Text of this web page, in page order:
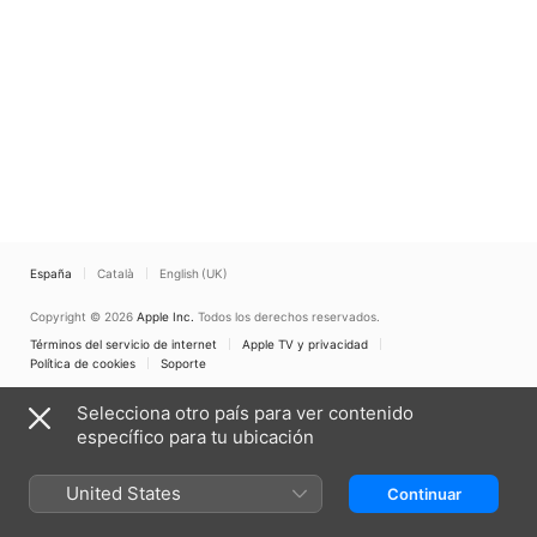
España Català English (UK)
Copyright © 2026 Apple Inc. Todos los derechos reservados.
Términos del servicio de internet
Apple TV y privacidad
Política de cookies
Soporte
Selecciona otro país para ver contenido
específico para tu ubicación
United States Continuar